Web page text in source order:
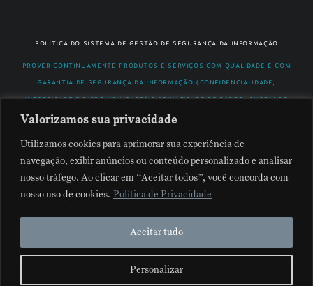
Valorizamos sua privacidade
Utilizamos cookies para aprimorar sua experiência de
navegação, exibir anúncios ou conteúdo personalizado e analisar
nosso tráfego. Ao clicar em “Aceitar todos”, você concorda com
nosso uso de cookies. Política de Privacidade
Personalizar
Aceitar tudo
política do sistema de gestão de segurança da informação
prover continuamente produtos e serviços com qualidade e com
garantia de segurança da informação (confidencialidade,
integridade e disponibilidade) e privacidade de dados, buscando
atender as necessidades dos seus stakeholders, considerando
requisitos legais aplicáveis e buscando a melhoria contínua. ↗
©2015—2026 junqueira de carvalho & murgel consultores
associados. todos os direitos reservados.